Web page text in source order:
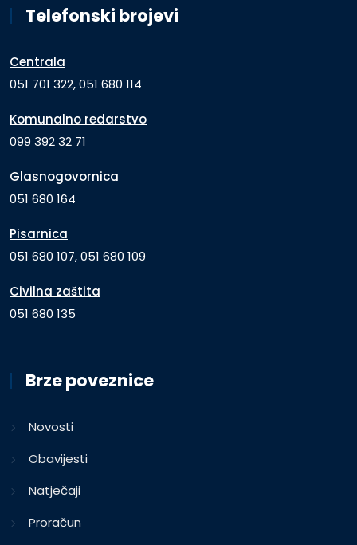
Telefonski brojevi
Centrala
051 701 322, 051 680 114
Komunalno redarstvo
099 392 32 71
Glasnogovornica
051 680 164
Pisarnica
051 680 107, 051 680 109
Civilna zaštita
051 680 135
Brze poveznice
Novosti
Obavijesti
Natječaji
Proračun